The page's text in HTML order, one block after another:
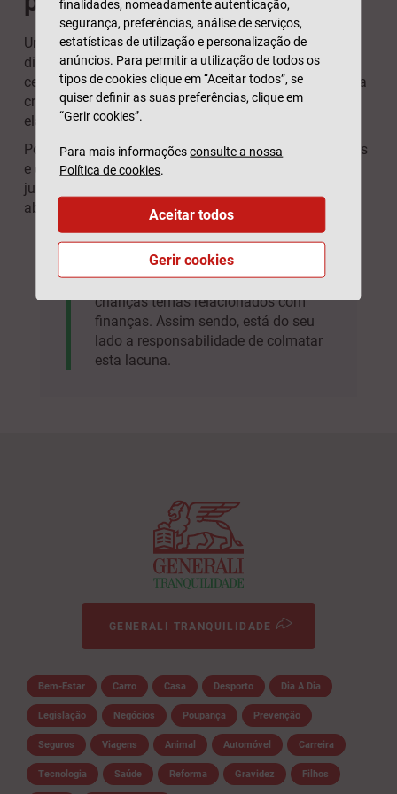
Uma das formas mais fáceis de começar a poupar
dinheiro – sem grandes dramas – é fazê-lo desde
cedo. Existe um sem-número de contas poupança para
crianças onde pode ir depositando dinheiro desde que
elas nascem.
Pode, por exemplo, fazer pequenos depósitos regulares
e complementá-los no Natal e aniversário. Faça-o
juntamente com os seus filhos, para eles irem
absorvendo estes hábitos.
Muitas escolas não ensinam às
crianças temas relacionados com
finanças. Assim sendo, está do seu
lado a responsabilidade de colmatar
esta lacuna.
GENERALI TRANQUILIDADE
Bem-Estar Carro Casa Desporto Dia A Dia
Legislação Negócios Poupança Prevenção
Seguros Viagens Animal Automóvel Carreira
Tecnologia Saúde Reforma Gravidez Filhos
finalidades, nomeadamente autenticação,
segurança, preferências, análise de serviços,
estatísticas de utilização e personalização de
anúncios. Para permitir a utilização de todos os
tipos de cookies clique em “Aceitar todos”, se
quiser definir as suas preferências, clique em
“Gerir cookies”.
Para mais informaçõesconsulte a nossa
Política de cookies.
Gerir cookies
Aceitar todos